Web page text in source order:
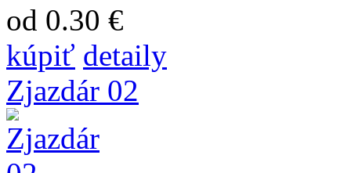
od 0.30 €
kúpiť detaily
Zjazdár 02